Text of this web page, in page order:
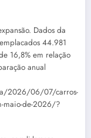
Dados da
44.981
16,8% em relação
anual
2026/06/07/carros-
maio-de-2026/?